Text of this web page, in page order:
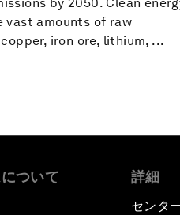
vast amounts of raw
iron ore, lithium, ...
ついて 詳細
センタ